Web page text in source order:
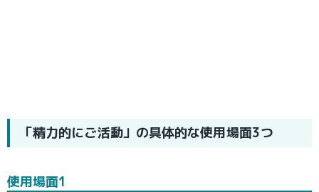
「精力的にご活動」の具体的な使用場面3つ
使用場面1